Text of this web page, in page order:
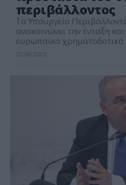
περιβάλλοντος
Το Υπουργείο
ανακοινώνει την ένταξη
ευρωπαϊκό χρηματοδοτικό
υποστηρίξει με τρόπο
μακροπρόθεσμο την Εθνική
Προστασία και Διαχείριση
Περιβάλλοντος.